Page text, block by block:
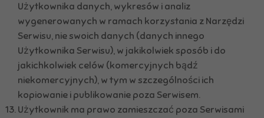
Użytkownika danych, wykresów i analiz
wygenerowanych w ramach korzystania z Narzędzi
Serwisu, nie swoich danych (danych innego
Użytkownika Serwisu), w jakikolwiek sposób i do
jakichkolwiek celów (komercyjnych bądź
niekomercyjnych), w tym w szczególności ich
kopiowanie i publikowanie poza Serwisem.
Użytkownik ma prawo zamieszczać poza Serwisami